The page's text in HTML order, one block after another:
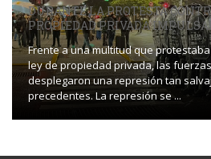
DURANTE LA PROTESTA
PROPIEDAD PRIVADA
Frente a una multitud que
ley de propiedad privada, las
desplegaron una represión tan
precedentes. La represión se ...